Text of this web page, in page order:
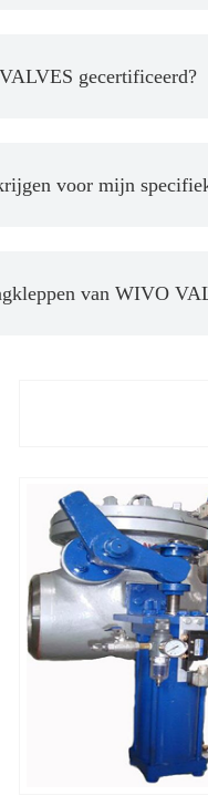
gecertificeerd?
voor mijn
van WIVO